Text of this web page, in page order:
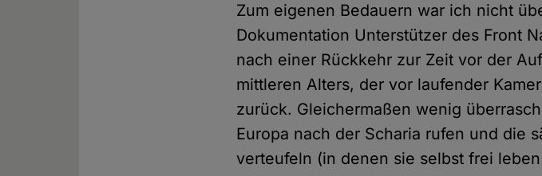
Zum eigenen Bedauern war ich nicht
Dokumentation Unterstützer des Front
nach einer Rückkehr zur Zeit vor der
mittleren Alters, der vor laufender
zurück. Gleichermaßen wenig
Europa nach der Scharia rufen und die
verteufeln (in denen sie selbst frei